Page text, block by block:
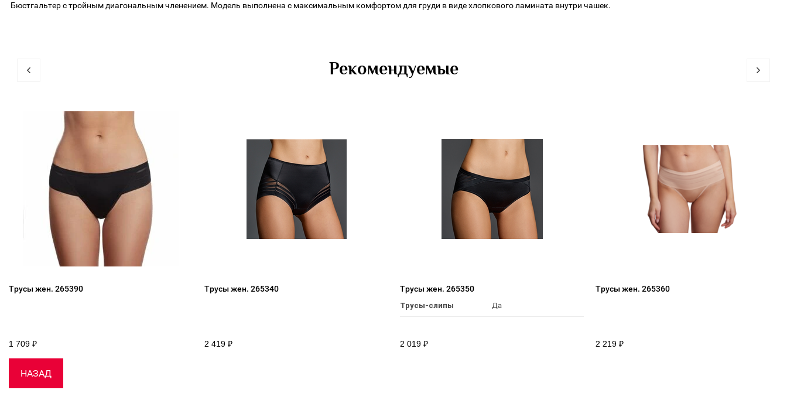
Бюстгальтер с тройным диагональным членением. Модель выполнена с максимальным комфортом для груди в виде хлопкового ламината внутри чашек.
Рекомендуемые
Трусы жен. 265390
1 709 ₽
Трусы жен. 265340
2 419 ₽
Трусы жен. 265350
Трусы-слипы Да
2 019 ₽
Трусы жен. 265360
2 219 ₽
НАЗАД